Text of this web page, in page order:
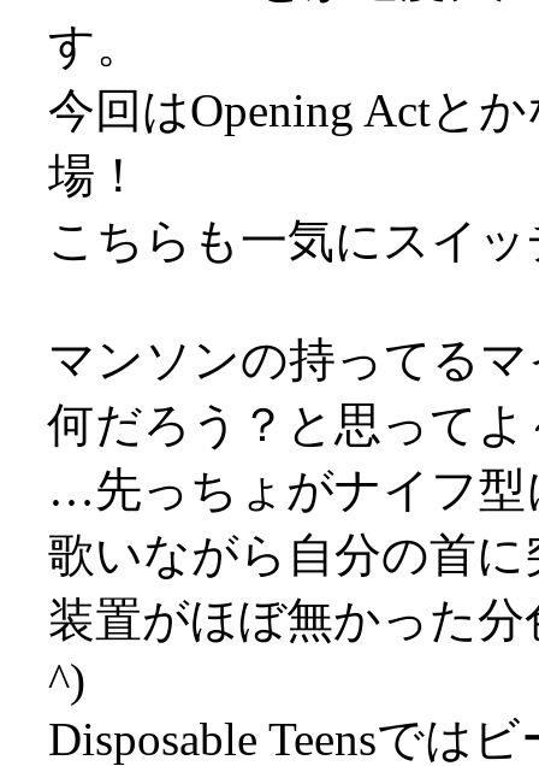
す。
今回はOpening Actと
場！
こちらも一気にスイ
マンソンの持ってる
何だろう？と思って
…先っちょがナイフ型
歌いながら自分の首
装置がほぼ無かった
^)
Disposable Teensでは